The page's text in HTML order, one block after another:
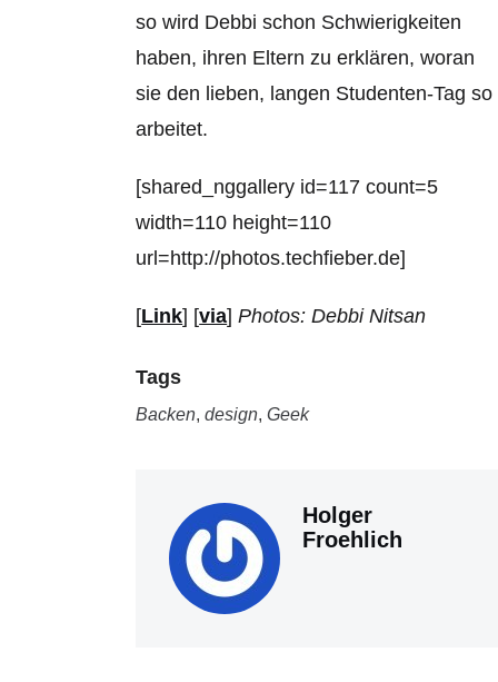
so wird Debbi schon Schwierigkeiten
haben, ihren Eltern zu erklären, woran
sie den lieben, langen Studenten-Tag so
arbeitet.
[shared_nggallery id=117 count=5
width=110 height=110
url=http://photos.techfieber.de]
[Link] [via]Photos: Debbi Nitsan
Tags
Backen,design,Geek
Holger
Froehlich